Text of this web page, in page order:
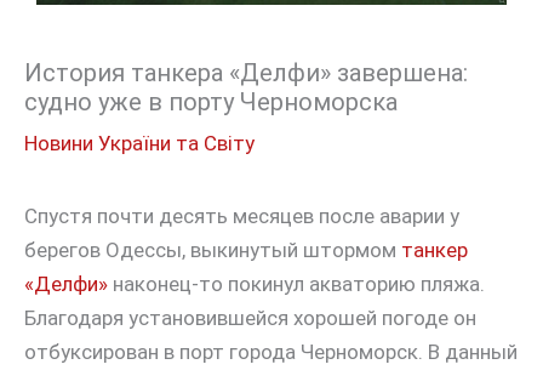
История танкера «Делфи» завершена:
судно уже в порту Черноморска
Новини України та Світу
Спустя почти десять месяцев после аварии у
берегов Одессы, выкинутый штормом танкер
«Делфи» наконец-то покинул акваторию пляжа.
Благодаря установившейся хорошей погоде он
отбуксирован в порт города Черноморск. В данный